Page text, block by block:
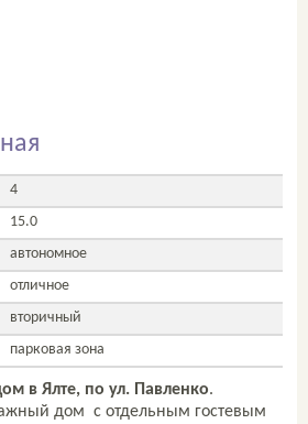
4
15.0
автономное
отличное
вторичный
парковая зона
в Ялте, по ул. Павленко.
дом с отдельным гостевым